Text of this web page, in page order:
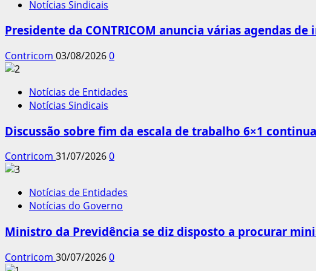
Notícias Sindicais
Presidente da CONTRICOM anuncia várias agendas
Contricom 03/08/20260
Notícias de Entidades
Notícias Sindicais
Discussão sobre fim da escala de trabalho 6×1
Contricom 31/07/20260
Notícias de Entidades
Notícias do Governo
Ministro da Previdência se diz disposto a procurar
Contricom 30/07/20260